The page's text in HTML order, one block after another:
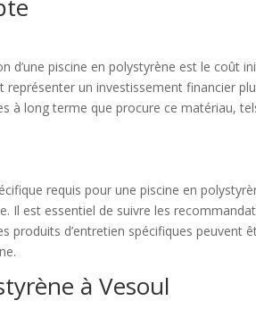
piscine en polystyrène est le coût
un investissement financier
à long terme que procure ce matériau,
requis pour une piscine en
Il est essentiel de suivre les
produits d’entretien spécifiques peuvent
à Vesoul